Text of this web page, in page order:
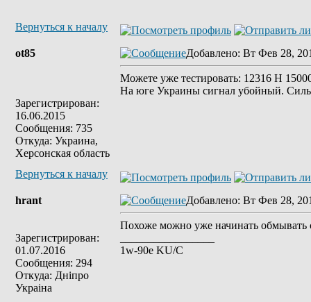
Вернуться к началу
ot85
Зарегистрирован:
16.06.2015
Сообщения: 735
Откуда: Украина,
Херсонская область
Добавлено: Вт Фев 28,
Можете уже тестировать: 12316 H
На юге Украины сигнал убойный.
Вернуться к началу
hrant
Зарегистрирован:
01.07.2016
Сообщения: 294
Откуда: Днiпро
Украiна
Добавлено: Вт Фев 28,
Похоже можно уже начинать
1w-90e KU/C